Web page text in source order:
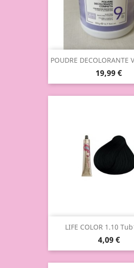
POUDRE DECOLORANTE
19,99 €
LIFE COLOR 1.10
4,09 €